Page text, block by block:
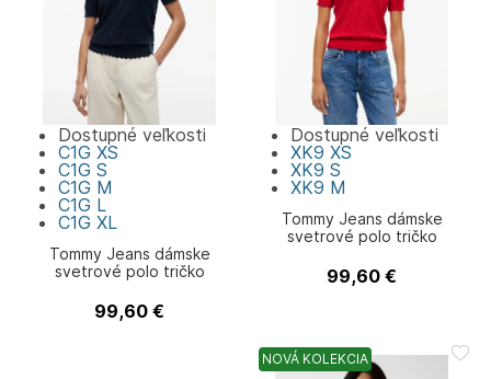
Tommy Jeans dámske
svetrové polo tričko
Tommy Jeans
99,60 €
Dostupné veľkosti
C1G XS
C1G S
C1G M
C1G L
C1G XL
Tommy Jeans dámske
svetrové polo tričko
Tommy Jeans
99,60 €
Dostupné veľkosti
XK9 XS
XK9 S
XK9 M
NOVÁ KOLEKCIA